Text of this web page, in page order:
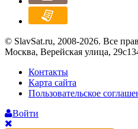
© SlavSat.ru, 2008-2026. Все
Москва, Верейская улица,
Контакты
Карта сайта
Пользовательское
Войти